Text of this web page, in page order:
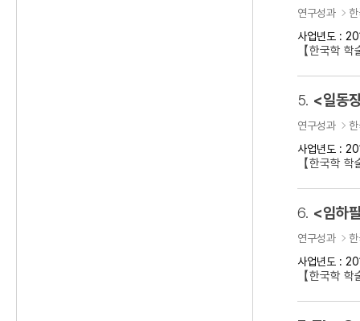
연구성과
사업년도 :
【한국학
5. <일동
연구성과
사업년도 :
【한국학
6. <임하
연구성과
사업년도 :
【한국학